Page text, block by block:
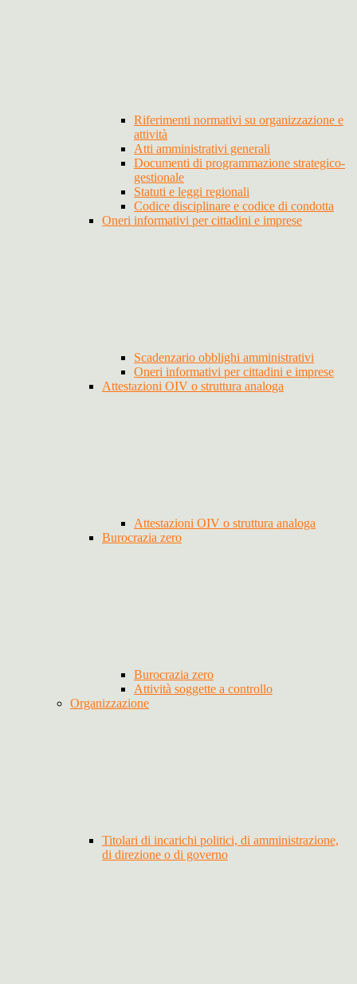
Riferimenti normativi su organizzazione e
attività
Atti amministrativi generali
Documenti di programmazione strategico-
gestionale
Statuti e leggi regionali
Codice disciplinare e codice di condotta
Oneri informativi per cittadini e imprese
Scadenzario obblighi amministrativi
Oneri informativi per cittadini e imprese
Attestazioni OIV o struttura analoga
Attestazioni OIV o struttura analoga
Burocrazia zero
Burocrazia zero
Attività soggette a controllo
Organizzazione
Titolari di incarichi politici, di amministrazione,
di direzione o di governo